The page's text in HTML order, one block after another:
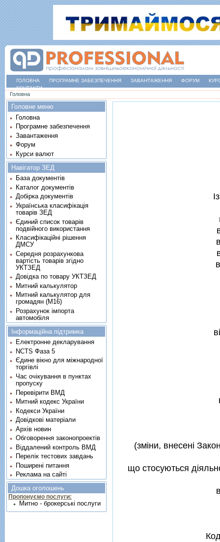
ГОЛОВНА ПРОГРАМНЕ ЗАБЕЗПЕЧЕННЯ ЗАВАНТАЖЕННЯ ФОРУМ
КОНТАКТИ
Ви є тут
Головна
(змiни, внесенi
що стосуються
Головне меню
Головна
Програмне забезпечення
Завантаження
Форум
Курси валют
Навігатор ЗЕД
База документів
Каталог документів
Добірка документів
Українська класифікація
товарів ЗЕД
Єдиний список товарів
подвійного використання
Класифікаційні рішення
ДМСУ
Середня розрахункова
вартість товарів згідно
УКТЗЕД
Довідка по товару УКТЗЕД
Митний калькулятор
Митний калькулятор для
громадян (М16)
Розрахунок імпорта
автомобіля
Інформаційна підтримка
Електронне декларування
NCTS Фаза 5
Єдине вікно для міжнародної
торгівлі
Час очікування в пунктах
пропуску
Перевірити ВМД
Митний кодекс України
Кодекси України
Довідкові матеріали
Архів новин
Обговорення законопроектів
Віддалений контроль ВМД
Перелік тестових завдань
Поширені питання
Реклама на сайті
Дошка оголошень
Пропонуємо послуги:
Митно - брокерські послуги